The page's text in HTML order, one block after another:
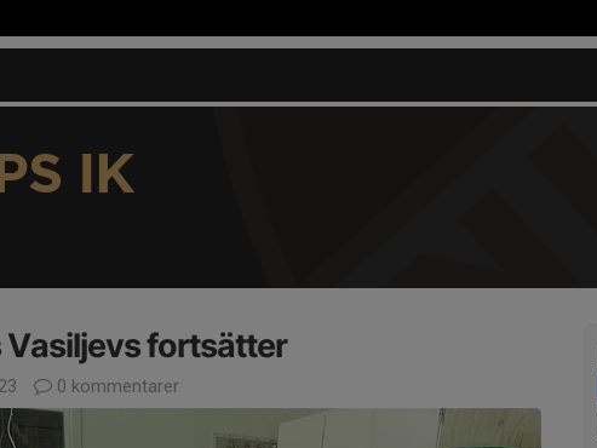
IK
Vasiljevs fortsätter
0 kommentarer